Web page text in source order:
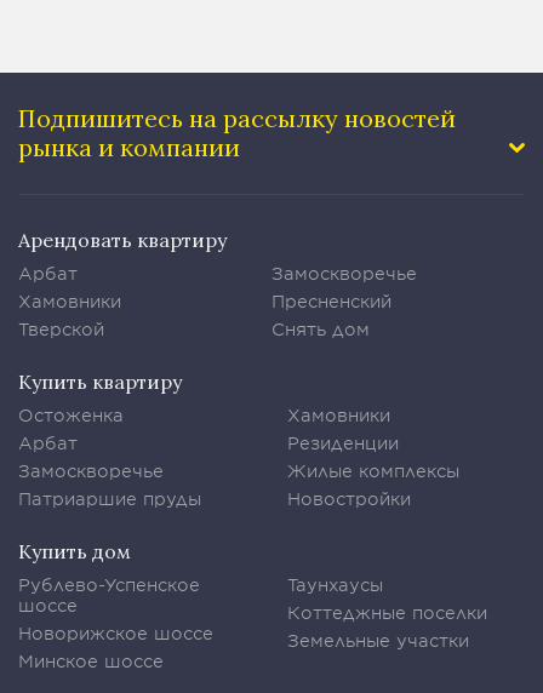
Подпишитесь на рассылку новостей
рынка и компании
Арендовать квартиру
Арбат
Хамовники
Тверской
Замоскворечье
Пресненский
Снять дом
Купить квартиру
Остоженка
Арбат
Замоскворечье
Патриаршие пруды
Хамовники
Резиденции
Жилые комплексы
Новостройки
Купить дом
Рублево-Успенское
шоссе
Новорижское шоссе
Минское шоссе
Таунхаусы
Коттеджные поселки
Земельные участки